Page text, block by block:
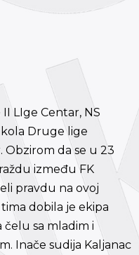
LIge Centar, NS
Druge lige
Obzirom da se u 23
između FK
pravdu na ovoj
dobila je ekipa
čelu sa mladim i
Inače sudija Kaljanac